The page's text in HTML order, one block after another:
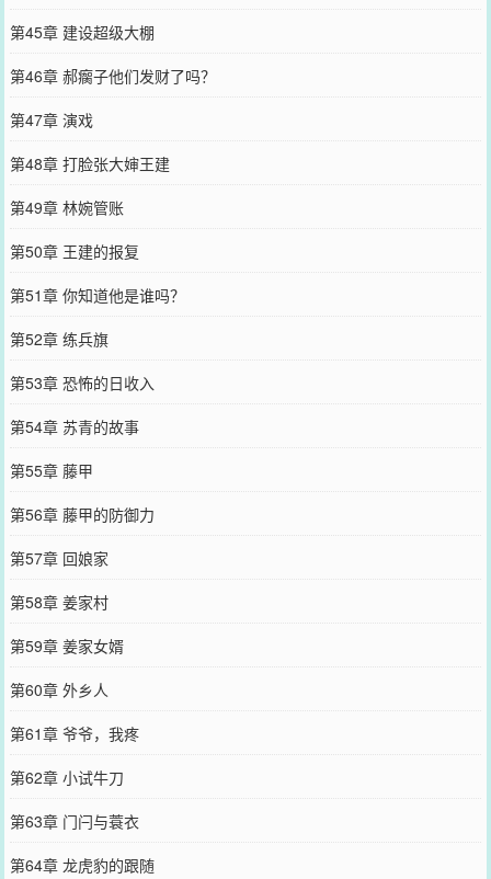
第45章 建设超级大棚
第46章 郝瘸子他们发财了吗？
第47章 演戏
第48章 打脸张大婶王建
第49章 林婉管账
第50章 王建的报复
第51章 你知道他是谁吗？
第52章 练兵旗
第53章 恐怖的日收入
第54章 苏青的故事
第55章 藤甲
第56章 藤甲的防御力
第57章 回娘家
第58章 姜家村
第59章 姜家女婿
第60章 外乡人
第61章 爷爷，我疼
第62章 小试牛刀
第63章 门闩与蓑衣
第64章 龙虎豹的跟随